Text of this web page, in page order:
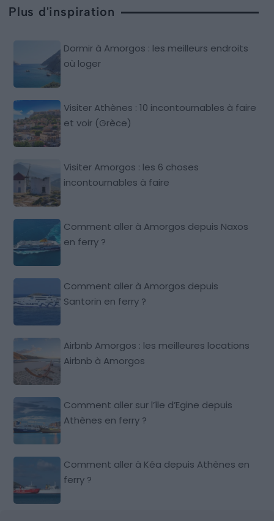
Plus d'inspiration
Dormir à Amorgos : les meilleurs endroits
où loger
Visiter Athènes : 10 incontournables à faire
et voir (Grèce)
Visiter Amorgos : les 6 choses
incontournables à faire
Comment aller à Amorgos depuis Naxos
en ferry ?
Comment aller à Amorgos depuis
Santorin en ferry ?
Airbnb Amorgos : les meilleures locations
Airbnb à Amorgos
Comment aller sur l’île d’Egine depuis
Athènes en ferry ?
Comment aller à Kéa depuis Athènes en
ferry ?